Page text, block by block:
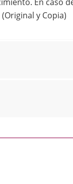
y Copia)